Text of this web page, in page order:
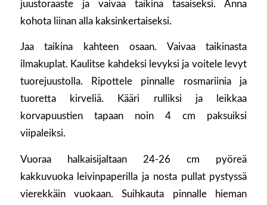
juustoraaste ja vaivaa taikina tasaiseksi. Anna
kohota liinan alla kaksinkertaiseksi.
Jaa taikina kahteen osaan. Vaivaa taikinasta
ilmakuplat. Kaulitse kahdeksi levyksi ja voitele levyt
tuorejuustolla. Ripottele pinnalle rosmariinia ja
tuoretta kirveliä. Kääri rulliksi ja leikkaa
korvapuustien tapaan noin 4 cm paksuiksi
viipaleiksi.
Vuoraa halkaisijaltaan 24-26 cm pyöreä
kakkuvuoka leivinpaperilla ja nosta pullat pystyssä
vierekkäin vuokaan. Suihkauta pinnalle hieman